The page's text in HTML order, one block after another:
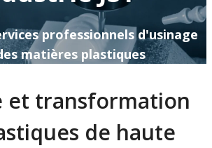
professionnels d'usinage
matières plastiques
et transformation
de haute